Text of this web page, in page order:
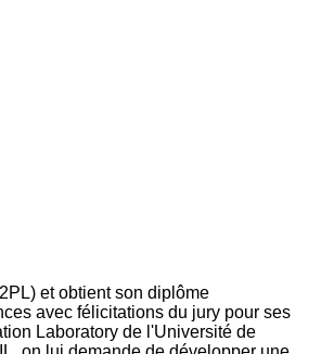
et obtient son diplôme
avec félicitations du jury pour ses
Laboratory de l'Université de